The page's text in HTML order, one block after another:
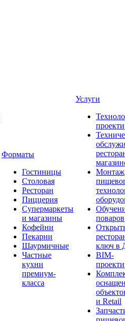
Форматы
Гостиницы
Столовая
Ресторан
Пиццерия
Супермаркеты
и магазины
Кофейни
Пекарни
Шаурмичные
Частные
кухни
премиум-
класса
Услуги
Монтаж
поваров
ключ в
BIM-
и Retail